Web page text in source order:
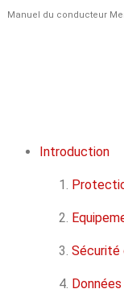
Manuel du conducteur
Introduction
Sécurité